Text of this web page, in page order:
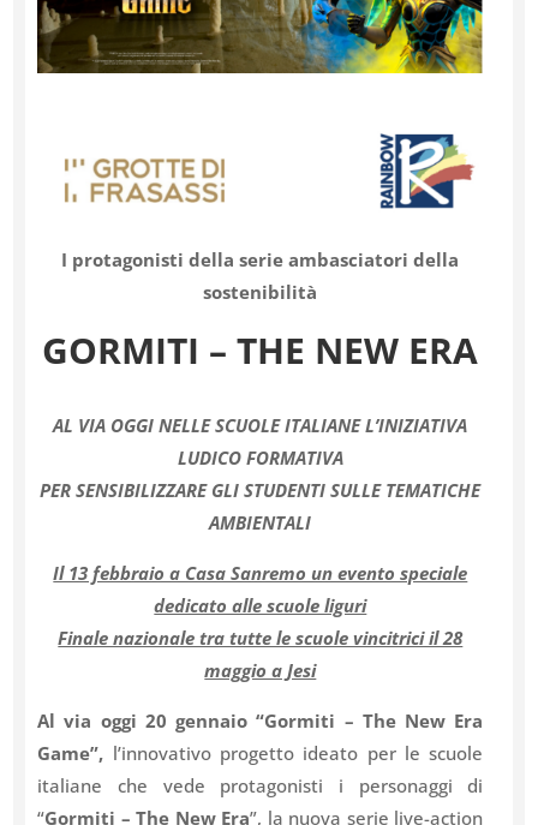
I protagonisti della serie ambasciatori della
sostenibilità
GORMITI –THE NEW ERA
AL VIA OGGI NELLE SCUOLE ITALIANE L’INIZIATIVA
LUDICO FORMATIVA
PER SENSIBILIZZARE GLI STUDENTI SULLE TEMATICHE
AMBIENTALI
Il 13 febbraio a Casa Sanremo un evento speciale
dedicato alle scuole liguri
Finale nazionale tra tutte le scuole vincitrici il 28
maggio a Jesi
Al via oggi 20 gennaio “Gormiti – The New Era
Game”, l’innovativo progetto ideato per le scuole
italiane che vede protagonisti i personaggi di
“Gormiti – The New Era”, la nuova serie live-action